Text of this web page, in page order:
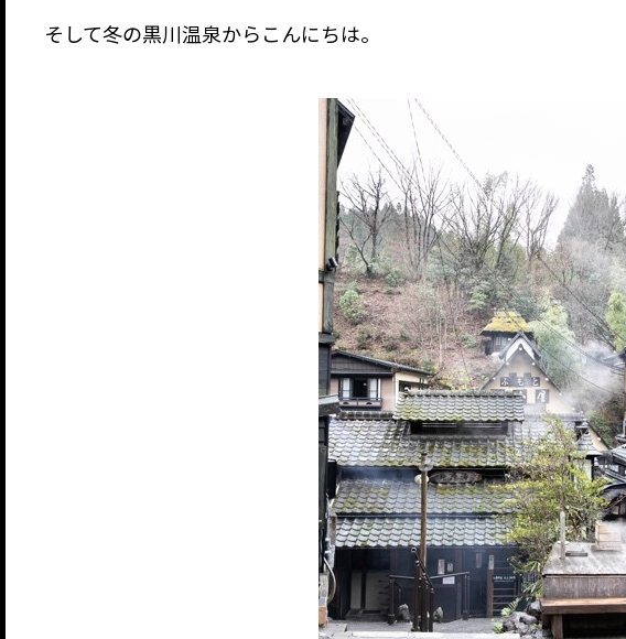
そして冬の黒川温泉からこんにちは。